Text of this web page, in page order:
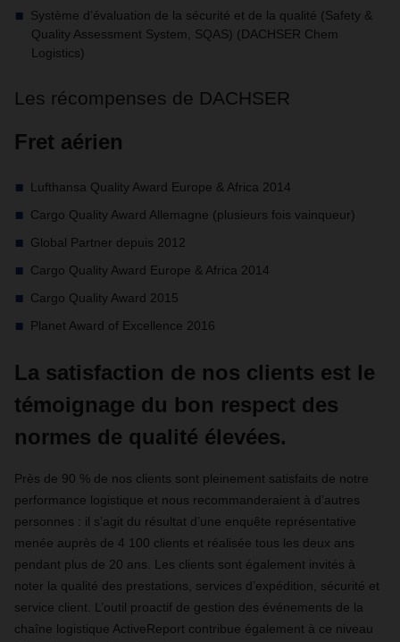
Système d’évaluation de la sécurité et de la qualité (Safety &
Quality Assessment System, SQAS) (DACHSER Chem
Logistics)
Les récompenses de DACHSER
Fret aérien
Lufthansa Quality Award Europe & Africa 2014
Cargo Quality Award Allemagne (plusieurs fois vainqueur)
Global Partner depuis 2012
Cargo Quality Award Europe & Africa 2014
Cargo Quality Award 2015
Planet Award of Excellence 2016
La satisfaction de nos clients est le
témoignage du bon respect des
normes de qualité élevées.
Près de 90 % de nos clients sont pleinement satisfaits de notre
performance logistique et nous recommanderaient à d’autres
personnes : il s’agit du résultat d’une enquête représentative
menée auprès de 4 100 clients et réalisée tous les deux ans
pendant plus de 20 ans. Les clients sont également invités à
noter la qualité des prestations, services d’expédition, sécurité et
service client. L’outil proactif de gestion des événements de la
chaîne logistique ActiveReport contribue également à ce niveau